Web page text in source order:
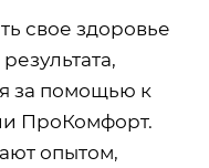
свое здоровье
за помощью к
ПроКомфорт.
опытом,